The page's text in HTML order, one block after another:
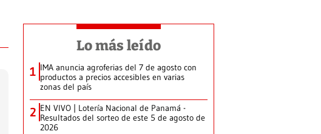
Lo más leído
1 IMA anuncia agroferias del 7 de agosto con
productos a precios accesibles en varias
zonas del país
2 EN VIVO | Lotería Nacional de Panamá -
Resultados del sorteo de este 5 de agosto de
2026